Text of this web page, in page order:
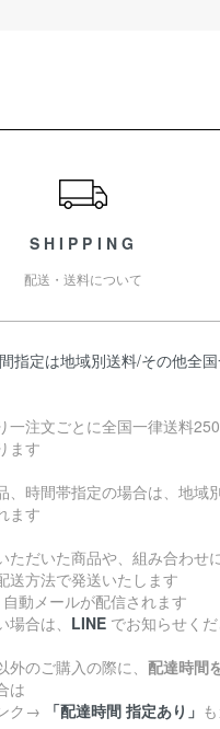
SHIPPING
配送・送料について
指定は地域別送料/その他全
一注文ごとに全国一律送料
ます
、時間帯指定の場合は、地域
ます
ただいた商品や、組み合わせ
送方法で発送いたします
動メールが配信されます
合は、 LINE でお知らせく
のご購入の際に、 配達時間
は
ク→
「配達時間 指定あり」